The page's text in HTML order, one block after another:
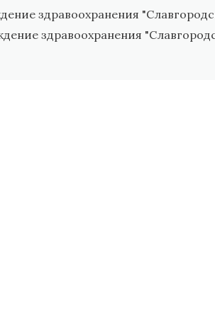
здравоохранения
здравоохранения